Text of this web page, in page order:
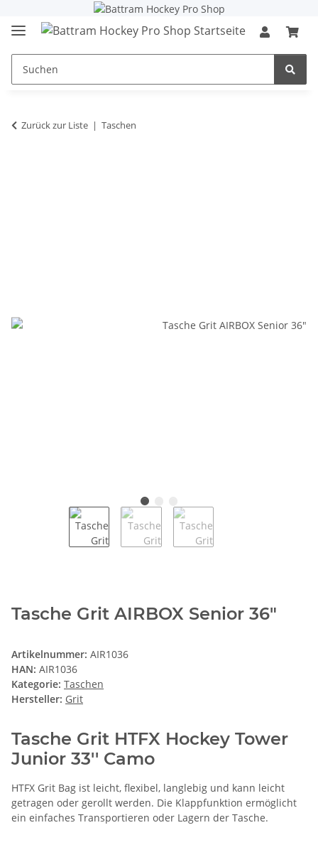
Zurück zur Liste Taschen
Tasche Grit AIRBOX Senior 36"
Artikelnummer: AIR1036
HAN: AIR1036
Kategorie: Taschen
Hersteller: Grit
Tasche Grit HTFX Hockey Tower
Junior 33'' Camo
HTFX Grit Bag ist leicht, flexibel, langlebig und kann leicht
getragen oder gerollt werden. Die Klappfunktion ermöglicht
ein einfaches Transportieren oder Lagern der Tasche.